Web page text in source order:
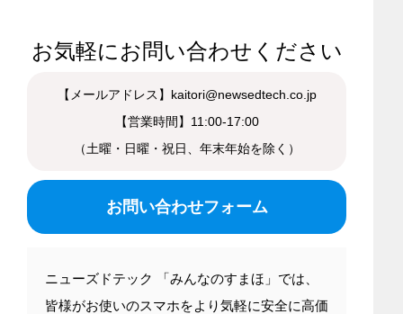
お気軽にお問い合わせください
【メールアドレス】kaitori@newsedtech.co.jp
【営業時間】11:00-17:00
（土曜・日曜・祝日、年末年始を除く）
お問い合わせフォーム
ニューズドテック 「みんなのすまほ」では、
皆様がお使いのスマホをより気軽に安全に高価